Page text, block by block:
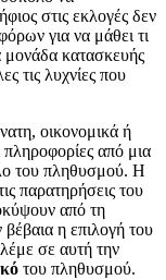
στις εκλογές δεν
για να μάθει τι
μονάδα κατασκευής
τις λυχνίες που
οικονομικά ή
από μια
του πληθυσμού. Η
παρατηρήσεις του
από τη
η επιλογή του
σε αυτή την
του πληθυσμού.